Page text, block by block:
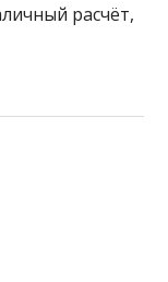
расчёт,